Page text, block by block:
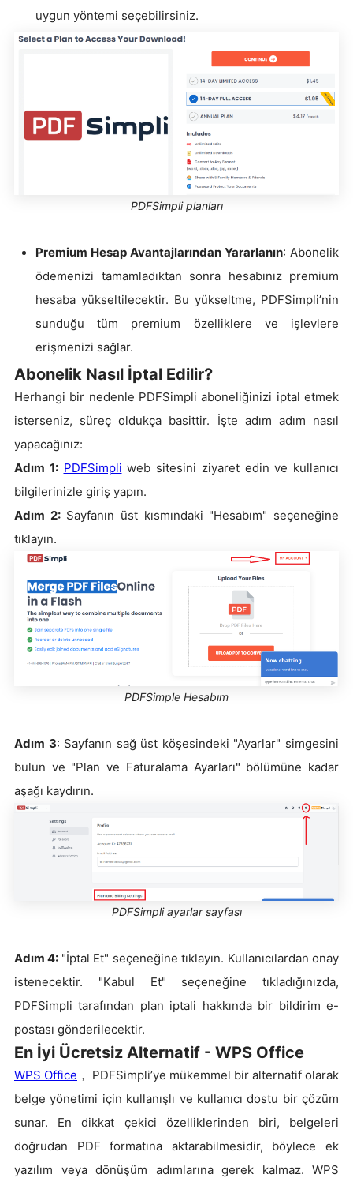
uygun yöntemi seçebilirsiniz.
PDFSimpli planları
Premium Hesap Avantajlarından Yararlanın: Abonelik
ödemenizi tamamladıktan sonra hesabınız premium
hesaba yükseltilecektir. Bu yükseltme, PDFSimpli’nin
sunduğu tüm premium özelliklere ve işlevlere
erişmenizi sağlar.
Abonelik Nasıl İptal Edilir?
Herhangi bir nedenle PDFSimpli aboneliğinizi iptal etmek
isterseniz, süreç oldukça basittir. İşte adım adım nasıl
yapacağınız:
Adım 1: PDFSimpli web sitesini ziyaret edin ve kullanıcı
bilgilerinizle giriş yapın.
Adım 2:Sayfanın üst kısmındaki "Hesabım" seçeneğine
tıklayın.
PDFSimple Hesabım
Adım 3: Sayfanın sağ üst köşesindeki "Ayarlar" simgesini
bulun ve "Plan ve Faturalama Ayarları" bölümüne kadar
aşağı kaydırın.
PDFSimpli ayarlar sayfası
Adım 4: "İptal Et" seçeneğine tıklayın. Kullanıcılardan onay
istenecektir. "Kabul Et" seçeneğine tıkladığınızda,
PDFSimpli tarafından plan iptali hakkında bir bildirim e-
postası gönderilecektir.
En İyi Ücretsiz Alternatif - WPS Office
WPS Office ， PDFSimpli’ye mükemmel bir alternatif olarak
belge yönetimi için kullanışlı ve kullanıcı dostu bir çözüm
sunar. En dikkat çekici özelliklerinden biri, belgeleri
doğrudan PDF formatına aktarabilmesidir, böylece ek
yazılım veya dönüşüm adımlarına gerek kalmaz. WPS